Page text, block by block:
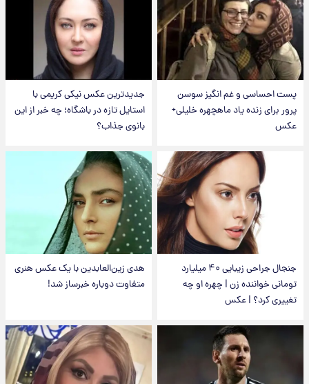
پست احساسی و غم انگیز سوسن
پرور برای زنده یاد ماهچهره خلیلی+
عکس
جدیدترین عکس نیکی کریمی با
استایل تازه در باشگاه؛ چه خبر از این
بانوی جذاب؟
جنجال جراحی زیبایی ۴۰ میلیارد
تومانی خواننده زن | چهره او چه
تغییری کرد؟ | عکس
هدی زین‌العابدین با یک عکس هنری
متفاوت دوباره خبرساز شد!